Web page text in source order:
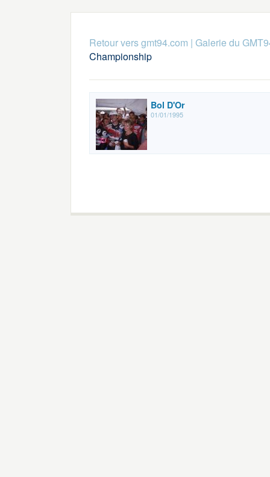
Retour vers gmt94.com | Galerie du
Championship
Bol D'Or
01/01/1995